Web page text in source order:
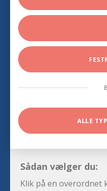
ALLE
Sådan vælger du:
Klik på en overordnet